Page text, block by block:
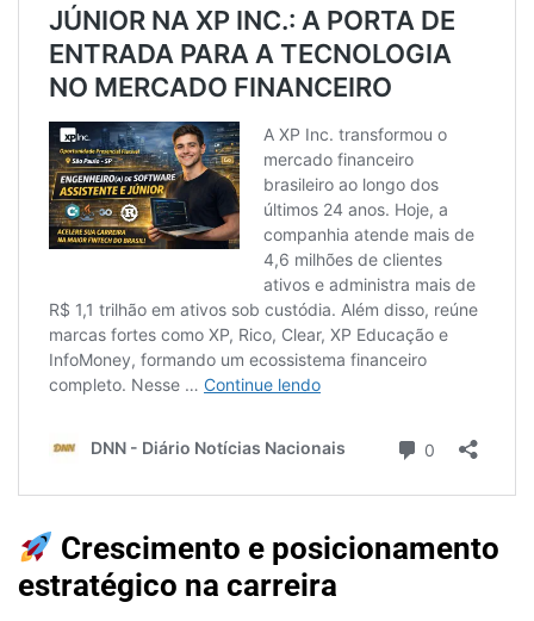
Crescimento e posicionamento
estratégico na carreira